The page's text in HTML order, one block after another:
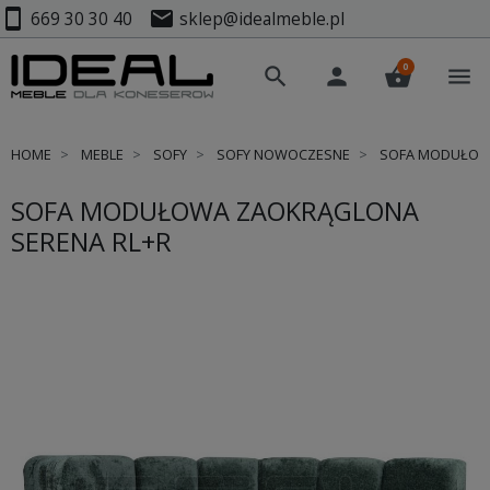
smartphone 669 30 30 40 mail sklep@idealmeble.pl
search person shopping_basket
0 menu
HOME MEBLE SOFY SOFY NOWOCZESNE SOFA
SOFA MODUŁOWA ZAOKRĄGLONA
SERENA RL+R